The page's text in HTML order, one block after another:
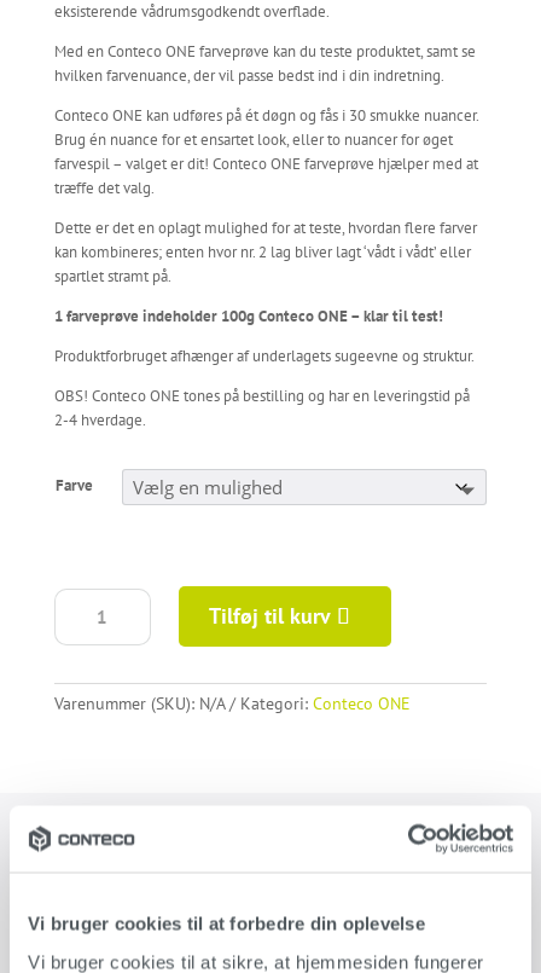
Vi bruger cookies til at forbedre din oplevelse
Vi bruger cookies til at sikre, at hjemmesiden fungerer
eksisterende vådrumsgodkendt overflade.
Med en Conteco ONE farveprøve kan du teste produktet, samt se
hvilken farvenuance, der vil passe bedst ind i din indretning.
Conteco ONE kan udføres på ét døgn og fås i 30 smukke nuancer.
Brug én nuance for et ensartet look, eller to nuancer for øget
farvespil – valget er dit! Conteco ONE farveprøve hjælper med at
træffe det valg.
Dette er det en oplagt mulighed for at teste, hvordan flere farver
kan kombineres; enten hvor nr. 2 lag bliver lagt ‘vådt i vådt’ eller
spartlet stramt på.
1 farveprøve indeholder 100g Conteco ONE – klar til test!
Produktforbruget afhænger af underlagets sugeevne og struktur.
OBS! Conteco ONE tones på bestilling og har en leveringstid på
2-4 hverdage.
Farve
Farveprøver
ONE
Tilføj til kurv
Varenummer (SKU): N/A Kategori: Conteco ONE
Conteco ONE farveprøve kommer i 100g og hjælper med at
træffe en beslutning om, hvilken nuance, der vil passe bedst ind i